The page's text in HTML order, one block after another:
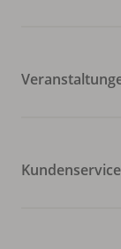
Kundenservice